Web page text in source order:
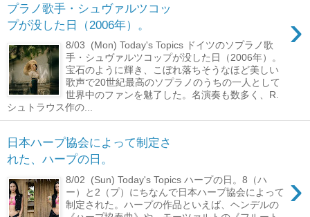
プラノ歌手・シュヴァルツコッ
プが没した日（2006年）。
›
8/03 (Mon) Today's Topics ドイツのソプラノ歌
手・シュヴァルツコップが没した日（2006年）。
宝石のように輝き、こぼれ落ちそうなほど美しい
歌声で20世紀最高のソプラノのうちの一人として
世界中のファンを魅了した。名演奏も数多く、R.
シュトラウス作の...
日本ハープ協会によって制定さ
れた、ハープの日。
›
8/02 (Sun) Today's Topics ハープの日。8（ハ
ー）と2（プ）にちなんで日本ハープ協会によって
制定された。ハープの作品といえば、ヘンデルの